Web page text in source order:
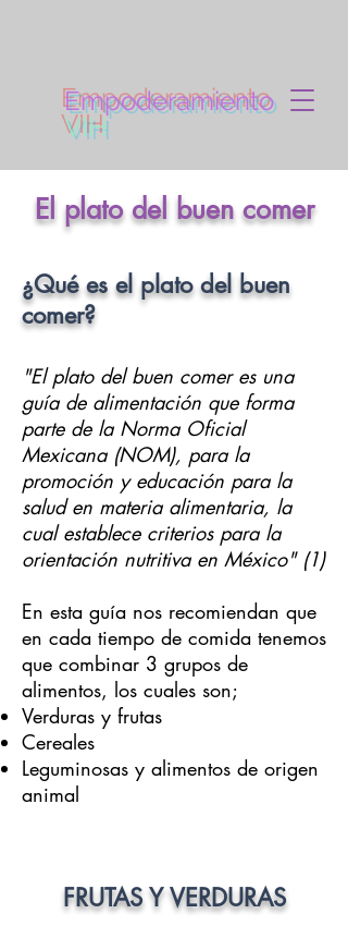
Empoderamiento
VIH
El plato del buen comer
¿Qué es el plato del buen
comer?
"El plato del buen comer es una
guía de alimentación que forma
parte de la Norma Oficial
Mexicana (NOM), para la
promoción y educación para la
salud en materia alimentaria, la
cual establece criterios para la
orientación nutritiva en México" (1)
En esta guía nos recomiendan que
en cada tiempo de comida tenemos
que combinar 3 grupos de
alimentos, los cuales son;
Verduras y frutas
Cereales
Leguminosas y alimentos de origen
animal
FRUTAS Y VERDURAS